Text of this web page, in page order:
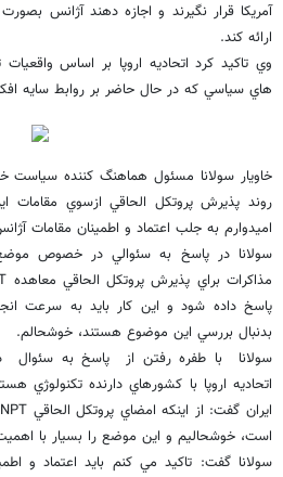
آمريكا قرار نگيرند و اجازه دهند آژانس
ارائه كند.
وي تاكيد كرد اتحاديه اروپا بر اساس
هاي سياسي كه در حال حاضر بر روابط سايه
خاويار سولانا مسئول هماهنگ كننده سياست
روند پذيرش پروتكل الحاقي ازسوي مقامات
اميدوارم به جلب اعتماد و اطمينان مقامات
سولانا در پاسخ به سئوالي در خصوص
پاسخ داده شود و اين كار بايد به سرعت
بدنبال بررسي اين موضوع هستند، خوشحالم.
سولانا با طفره رفتن از پاسخ به سئوال
اتحاديه اروپا با كشورهاي دارنده تكنولوژي
است، خوشحاليم و اين موضع را بسيار با
سولانا گفت: تاكيد مي كنم بايد اعتماد و